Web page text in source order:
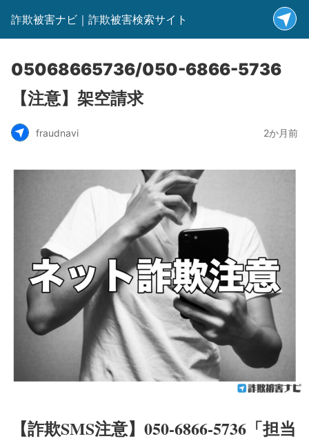
詐欺被害ナビ｜詐欺被害検索サイト
05068665736/050-6866-5736
【注意】架空請求
fraudnavi 2か月前
【詐欺SMS注意】050-6866-5736「担当